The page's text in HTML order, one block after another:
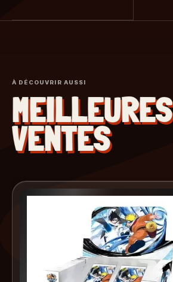
À DÉCOUVRIR AUSSI
MEILLEURES
VENTES